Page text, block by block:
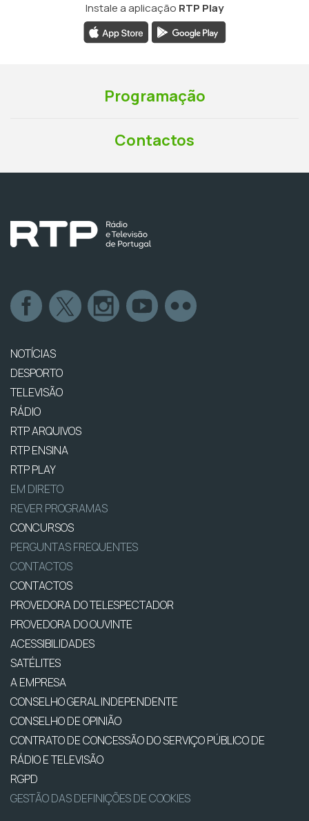
Instale a aplicação RTP Play
Programação
Contactos
NOTÍCIAS
DESPORTO
TELEVISÃO
RÁDIO
RTP ARQUIVOS
RTP ENSINA
RTP PLAY
EM DIRETO
REVER PROGRAMAS
CONCURSOS
PERGUNTAS FREQUENTES
CONTACTOS
CONTACTOS
PROVEDORA DO TELESPECTADOR
PROVEDORA DO OUVINTE
ACESSIBILIDADES
SATÉLITES
A EMPRESA
CONSELHO GERAL INDEPENDENTE
CONSELHO DE OPINIÃO
CONTRATO DE CONCESSÃO DO SERVIÇO PÚBLICO DE
RÁDIO E TELEVISÃO
RGPD
GESTÃO DAS DEFINIÇÕES DE COOKIES